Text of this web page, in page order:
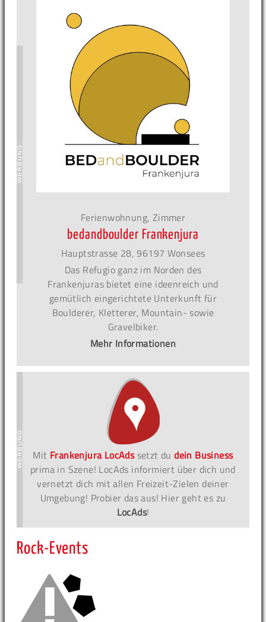
Ferienwohnung, Zimmer
bedandboulder Frankenjura
Hauptstrasse 28, 96197 Wonsees
Das Refugio ganz im Norden des
Frankenjuras bietet eine ideenreich und
gemütlich eingerichtete Unterkunft für
Boulderer, Kletterer, Mountain- sowie
Gravelbiker.
Mehr Informationen
Mit Frankenjura LocAdssetzt dudein Business
prima in Szene! LocAds informiert über dich und
vernetzt dich mit allen Freizeit-Zielen deiner
Umgebung! Probier das aus! Hier geht es zu
LocAds!
Rock-Events